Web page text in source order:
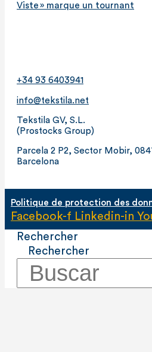
Viste » marque un tournant
+34 93 6403941
info@tekstila.net
Tekstila GV, S.L.
(Prostocks Group)
Parcela 2 P2, Sector Mobir,
Barcelona
Politique de protection des
Facebook-f Linkedin-in
Rechercher
Rechercher